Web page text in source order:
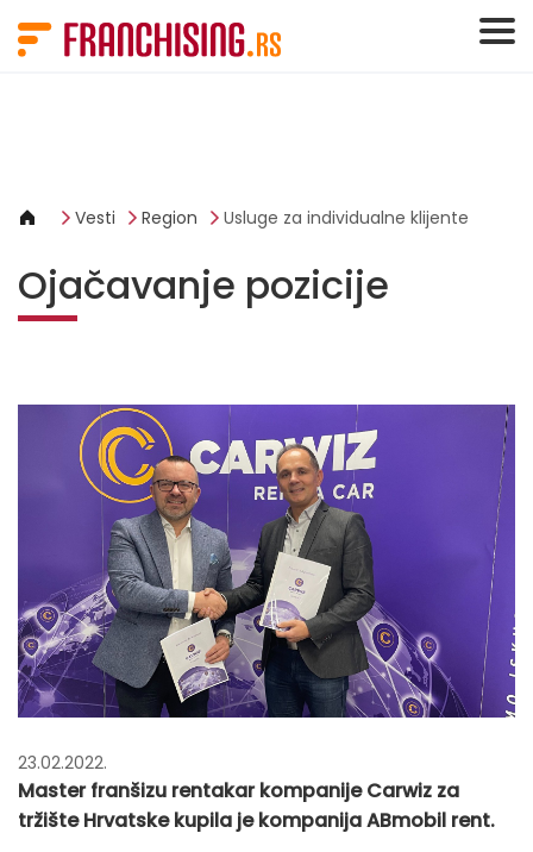
Vesti Region Usluge za individualne klijente
Ojačavanje pozicije
23.02.2022.
Master franšizu rentakar kompanije Carwiz za
tržište Hrvatske kupila je kompanija ABmobil rent.